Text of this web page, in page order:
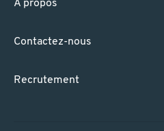
À propos
Contactez-nous
Recrutement